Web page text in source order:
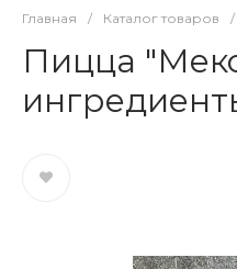
Главная / Каталог товаров /
Пицца